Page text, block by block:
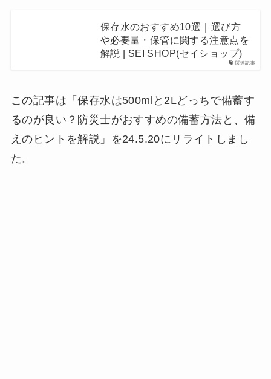
関連記事
保存水のおすすめ10選｜選び方
や必要量・保管に関する注意点を
解説 | SEI SHOP(セイショップ)
この記事は「保存水は500mlと2Lどっちで備蓄す
るのが良い？防災士がおすすめの備蓄方法と、備
えのヒントを解説」を24.5.20にリライトしまし
た。